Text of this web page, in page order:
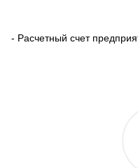
- Расчетный счет